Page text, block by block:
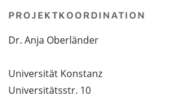
PROJEKTKOORDINATION
Dr. Anja Oberländer
Universität Konstanz
Universitätsstr. 10